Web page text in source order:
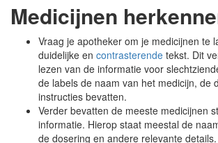
Medicijnen
Vraag je apotheker om je medicijnen te
duidelijke en contrasterende tekst. Dit
lezen van de informatie voor
de labels de naam van het medicijn, de
instructies bevatten.
Verder bevatten de meeste medicijnen
informatie. Hierop staat meestal de
de dosering en andere relevante